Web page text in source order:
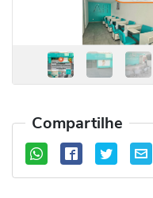
Compartilhe